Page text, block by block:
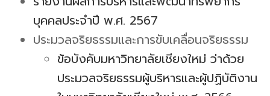
บุคคลประจำปี พ.ศ. 2567
ประมวลจริยธรรมและการขับเคลื่อนจริยธรรม
ข้อบังคับมหาวิทยาลัยเชียงใหม่ ว่าด้วย
ประมวลจริยธรรมผู้บริหารและผู้ปฏิบัติงาน